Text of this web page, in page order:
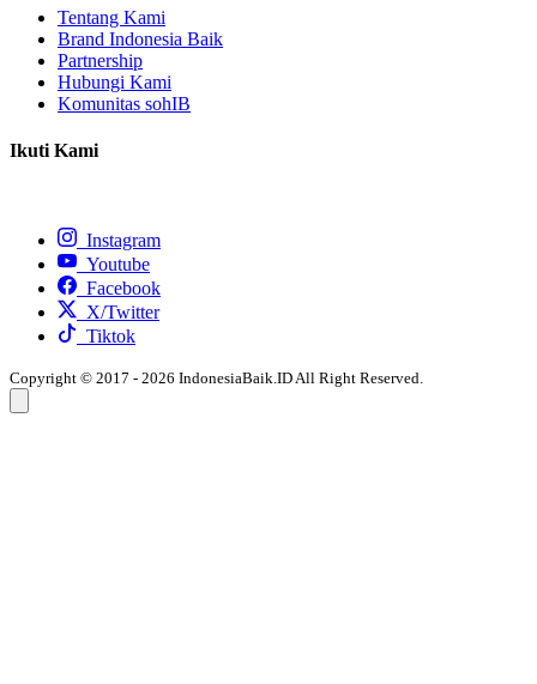
Tentang Kami
Brand Indonesia Baik
Partnership
Hubungi Kami
Komunitas sohIB
Ikuti Kami
Instagram
Youtube
Facebook
X/Twitter
Tiktok
Copyright © 2017 - 2026 IndonesiaBaik.ID All Right Reserved.